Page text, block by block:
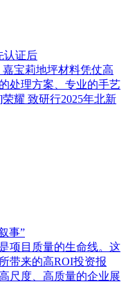
认证后
嘉宝莉地坪材料凭仗高
处理方案、专业的手艺
耀 致研行2025年北新
事”
项目质量的生命线。这
带来的高ROI投资报
尺度、高质量的企业展